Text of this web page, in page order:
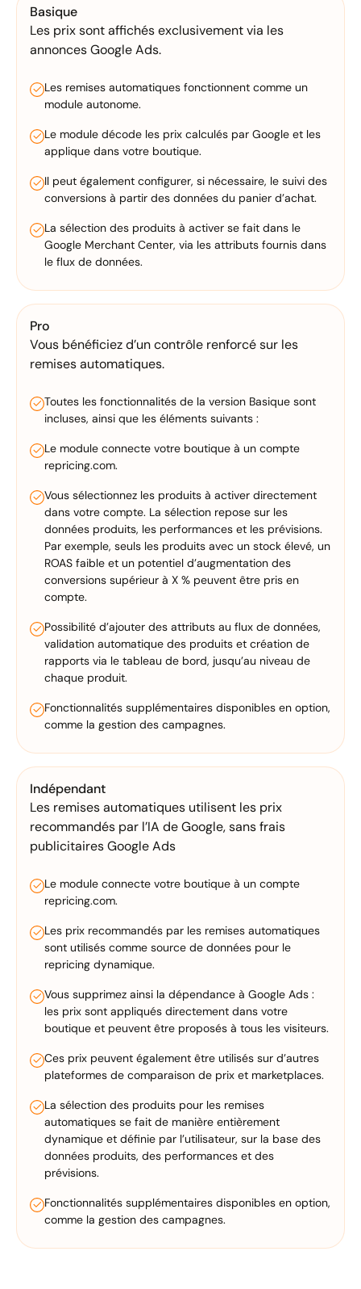
Basique
Les prix sont affichés exclusivement via les
annonces Google Ads.
Les remises automatiques fonctionnent comme un
module autonome.
Le module décode les prix calculés par Google et les
applique dans votre boutique.
Il peut également configurer, si nécessaire, le suivi des
conversions à partir des données du panier d’achat.
La sélection des produits à activer se fait dans le
Google Merchant Center, via les attributs fournis dans
le flux de données.
Pro
Vous bénéficiez d’un contrôle renforcé sur les
remises automatiques.
Toutes les fonctionnalités de la version Basique sont
incluses, ainsi que les éléments suivants :
Le module connecte votre boutique à un compte
repricing.com.
Vous sélectionnez les produits à activer directement
dans votre compte. La sélection repose sur les
données produits, les performances et les prévisions.
Par exemple, seuls les produits avec un stock élevé, un
ROAS faible et un potentiel d’augmentation des
conversions supérieur à X % peuvent être pris en
compte.
Possibilité d’ajouter des attributs au flux de données,
validation automatique des produits et création de
rapports via le tableau de bord, jusqu’au niveau de
chaque produit.
Fonctionnalités supplémentaires disponibles en option,
comme la gestion des campagnes.
Indépendant
Les remises automatiques utilisent les prix
recommandés par l’IA de Google, sans frais
publicitaires Google Ads
Le module connecte votre boutique à un compte
repricing.com.
Les prix recommandés par les remises automatiques
sont utilisés comme source de données pour le
repricing dynamique.
Vous supprimez ainsi la dépendance à Google Ads :
les prix sont appliqués directement dans votre
boutique et peuvent être proposés à tous les visiteurs.
Ces prix peuvent également être utilisés sur d’autres
plateformes de comparaison de prix et marketplaces.
La sélection des produits pour les remises
automatiques se fait de manière entièrement
dynamique et définie par l’utilisateur, sur la base des
données produits, des performances et des
prévisions.
Fonctionnalités supplémentaires disponibles en option,
comme la gestion des campagnes.